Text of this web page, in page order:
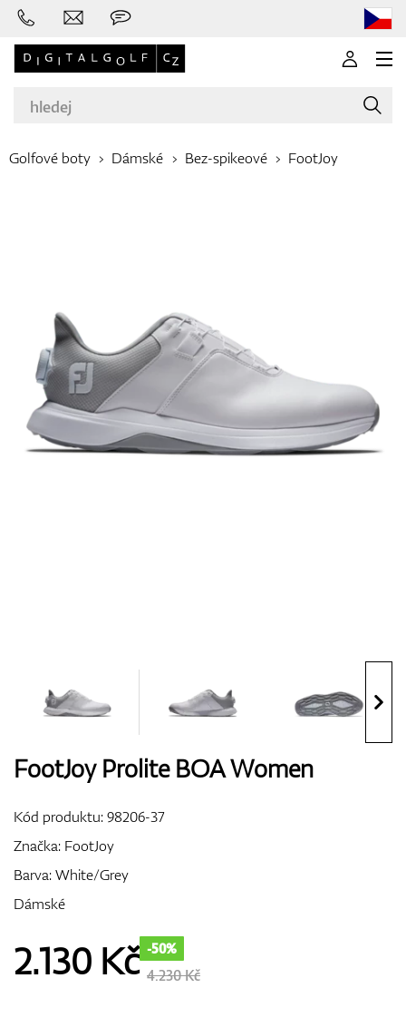
Oblečení
Boty
Bagy
Doplňky
Golfové boty Dámské Bez-spikeové FootJoy
FootJoy Prolite BOA Women
Kód produktu:98206-37
Značka: FootJoy
Barva: White/Grey
Dámské
2.130 Kč -50%
4.230 Kč